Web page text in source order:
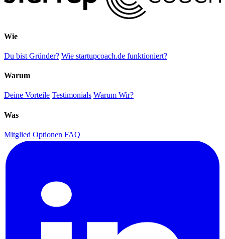
Wie
Du bist Gründer? Wie startupcoach.de funktioniert?
Warum
Deine Vorteile Testimonials Warum Wir?
Was
Mitglied Optionen FAQ